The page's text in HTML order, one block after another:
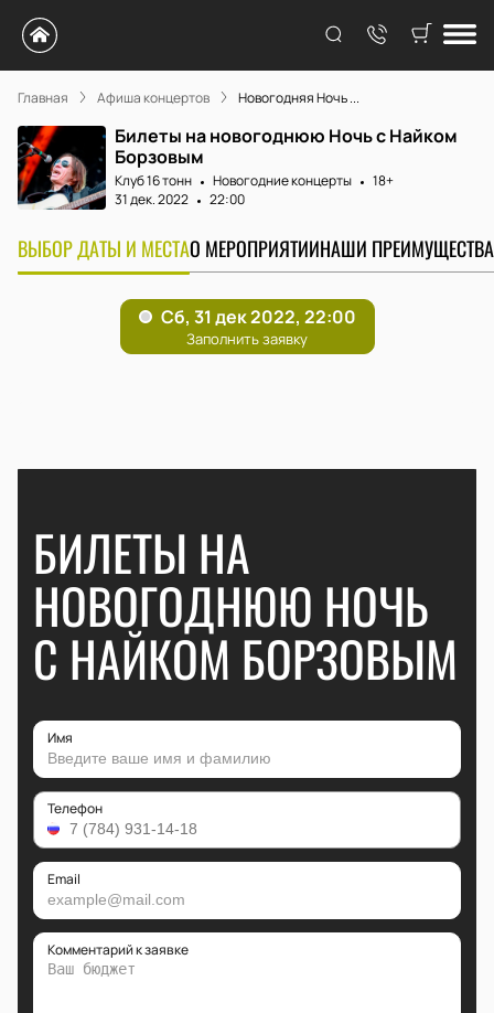
Главная Афиша концертов Новогодняя Ночь ...
Билеты на новогоднюю Ночь с Найком
Борзовым
Клуб 16 тонн Новогодние концерты
18+
31 дек. 2022
22:00
ВЫБОР ДАТЫ И МЕСТАО МЕРОПРИЯТИИНАШИ ПРЕИМУЩЕСТВА
БИЛЕТЫ НА
НОВОГОДНЮЮ НОЧЬ
С НАЙКОМ БОРЗОВЫМ
Имя
Телефон
Email
Комментарий к заявке